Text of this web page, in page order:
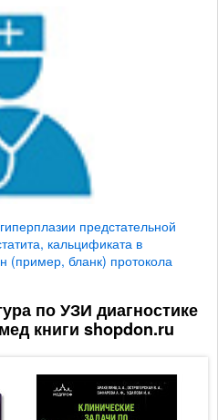
предстательной
кальцификата в
бланк) протокола
по УЗИ диагностике
книги shopdon.ru